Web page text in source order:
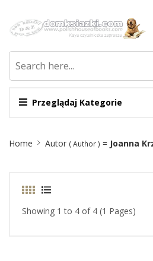
Przeglądaj Kategorie
Breadcrumb
Home Autor ( Author ) = Joanna
Showing 1 to 4 of 4 (1 Pages)